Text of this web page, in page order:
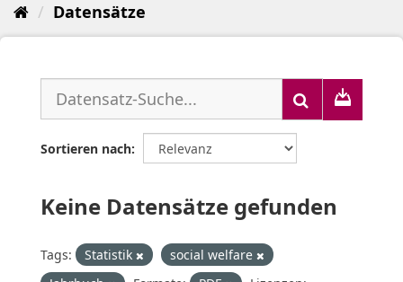
Datensätze
Sortieren nach
Keine Datensätze gefunden
Tags: Statistik
social welfare